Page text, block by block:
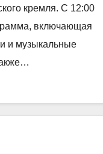
кремля. С 12:00
включающая
и музыкальные